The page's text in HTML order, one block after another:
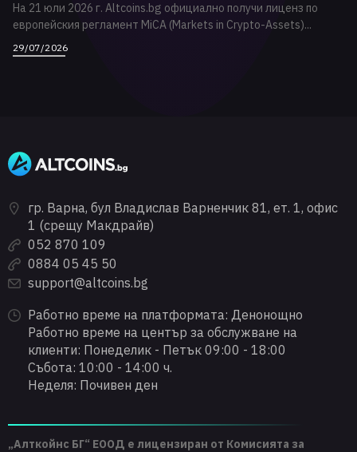
На 21 юли 2026 г. Altcoins.bg официално получи лиценз по
европейския регламент MiCA (Markets in Crypto-Assets)...
29/07/2026
гр. Варна, бул Владислав Варненчик 81, ет. 1, офис
1 (срещу Макдрайв)
052 870 109
0884 05 45 50
support@altcoins.bg
Работно време на платформата: Денонощно
Работно време на център за обслужване на
клиенти: Понеделик - Петък 09:00 - 18:00
Събота: 10:00 - 14:00 ч.
Неделя: Почивен ден
„Алткойнс БГ“ ЕООД е лицензиран от Комисията за